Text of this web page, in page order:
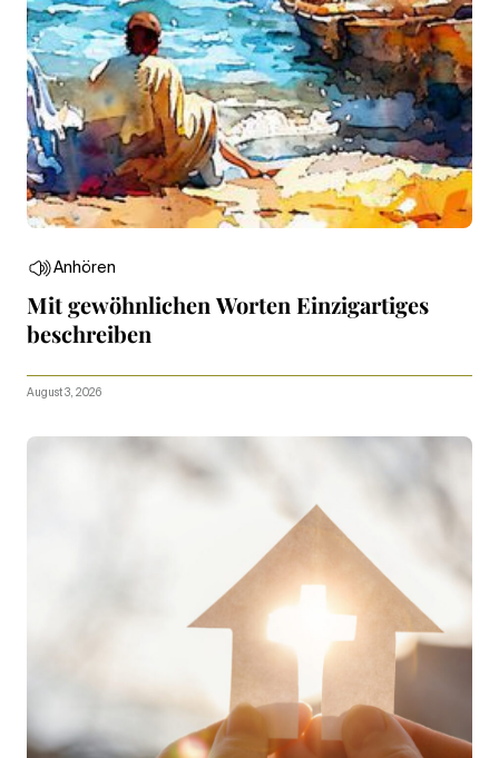
Anhören
Mit gewöhnlichen Worten Einzigartiges
beschreiben
August 3, 2026